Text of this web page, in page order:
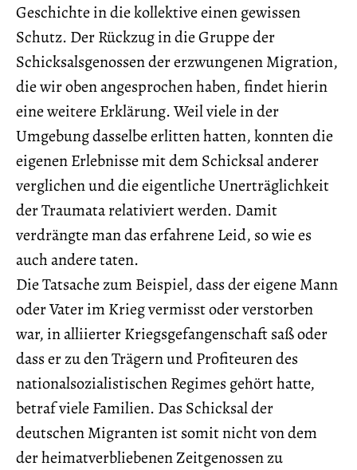
Geschichte in die kollektive einen gewissen
Schutz. Der Rückzug in die Gruppe der
Schicksalsgenossen der erzwungenen Migration,
die wir oben angesprochen haben, findet hierin
eine weitere Erklärung. Weil viele in der
Umgebung dasselbe erlitten hatten, konnten die
eigenen Erlebnisse mit dem Schicksal anderer
verglichen und die eigentliche Unerträglichkeit
der Traumata relativiert werden. Damit
verdrängte man das erfahrene Leid, so wie es
auch andere taten.
Die Tatsache zum Beispiel, dass der eigene Mann
oder Vater im Krieg vermisst oder verstorben
war, in alliierter Kriegsgefangenschaft saß oder
dass er zu den Trägern und Profiteuren des
nationalsozialistischen Regimes gehört hatte,
betraf viele Familien. Das Schicksal der
deutschen Migranten ist somit nicht von dem
der heimatverbliebenen Zeitgenossen zu